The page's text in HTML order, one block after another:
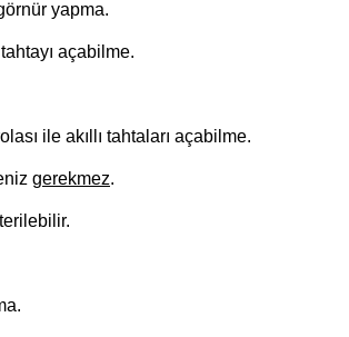
yapma.
açabilme.
ile akıllı tahtaları açabilme.
gerekmez.